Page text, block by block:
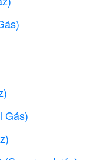
Gás)